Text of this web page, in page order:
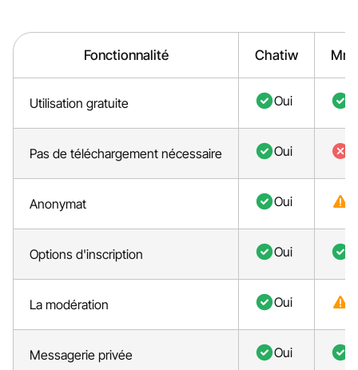
Fonctionnalité Chatiw
Utilisation gratuite Oui
Pas de téléchargement nécessaire Oui
Anonymat Oui
Options d'inscription Oui
La modération Oui
Messagerie privée Oui